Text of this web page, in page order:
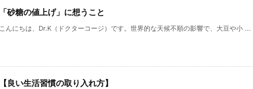
「砂糖の値上げ」に想うこと
こんにちは、Dr.K（ドクターコージ）です。⁡世界的な天候不順の影響で、大豆や小 ...
【良い生活習慣の取り入れ方】